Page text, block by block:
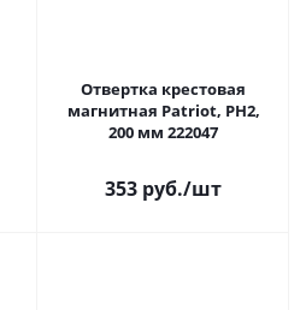
Отвертка крестовая
магнитная Patriot, PH2,
200 мм 222047
353 руб./шт